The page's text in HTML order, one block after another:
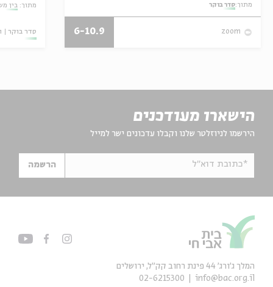
מתוך:סדר בוקר
zoom
6-10.9
מתוך: בין
סדר בוקר
הישארו מעודכנים
הירשמו לניוזלטר שלנו וקבלו עדכונים ישר למייל
*כתובת דוא"ל הרשמה
המלך ג'ורג' 44 פינת רחוב קק״ל, ירושלים
info@bac.org.il
02-6215300